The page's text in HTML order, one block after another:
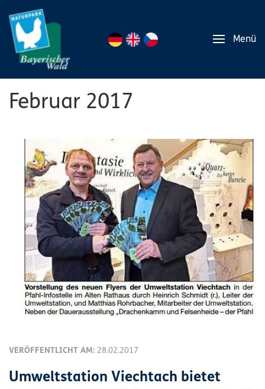
Menü
Februar 2017
VERÖFFENTLICHT AM: 28.02.2017
Umweltstation Viechtach bietet